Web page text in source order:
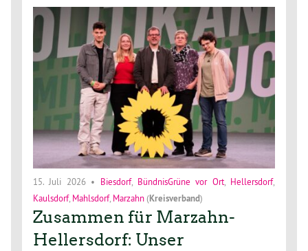
15. Juli 2026• Biesdorf, BündnisGrüne vor Ort, Hellersdorf,
Kaulsdorf, Mahlsdorf, Marzahn (Kreisverband)
Zusammen für Marzahn-
Hellersdorf: Unser